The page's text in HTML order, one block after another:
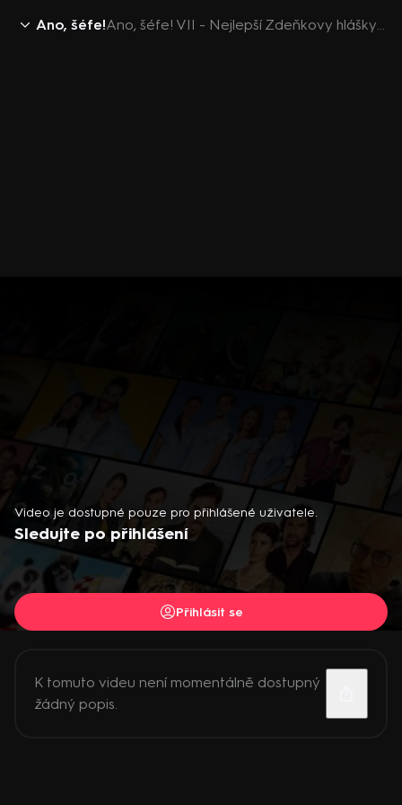
Ano, šéfe! Ano, šéfe! VII - Nejlepší Zdeňkovy hlášky z kempu v Pasohlávkách
Video je dostupné pouze pro přihlášené uživatele.
Sledujte po přihlášení
Přihlásit se
K tomuto videu není momentálně dostupný
žádný popis.